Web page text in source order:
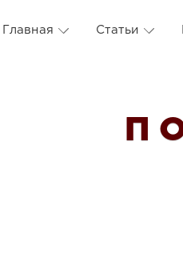
Главная Статьи
П